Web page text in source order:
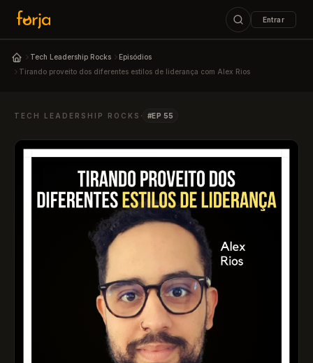
Entrar
Tech Leadership Rocks
Episódios
Tirando proveito dos diferentes estilos de liderança com Alex Rios
TECH LEADERSHIP ROCKS · #EP 55